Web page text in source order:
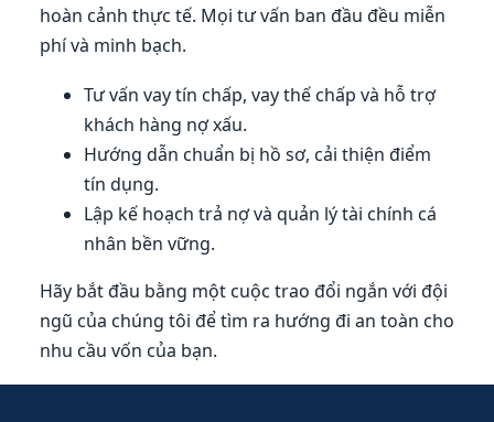
hoàn cảnh thực tế. Mọi tư vấn ban đầu đều miễn
phí và minh bạch.
Tư vấn vay tín chấp, vay thế chấp và hỗ trợ
khách hàng nợ xấu.
Hướng dẫn chuẩn bị hồ sơ, cải thiện điểm
tín dụng.
Lập kế hoạch trả nợ và quản lý tài chính cá
nhân bền vững.
Hãy bắt đầu bằng một cuộc trao đổi ngắn với đội
ngũ của chúng tôi để tìm ra hướng đi an toàn cho
nhu cầu vốn của bạn.